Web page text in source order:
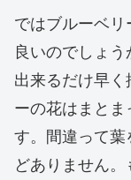
ではブルーベ
良いのでしょ
出来るだけ早く
ーの花はまと
す。間違って葉
どありません